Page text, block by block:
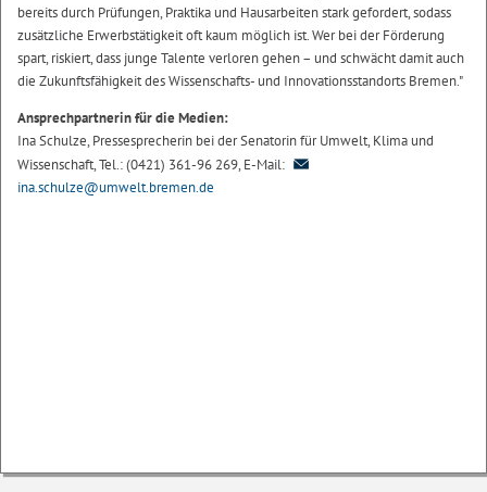
bereits durch Prüfungen, Praktika und Hausarbeiten stark gefordert, sodass
zusätzliche Erwerbstätigkeit oft kaum möglich ist. Wer bei der Förderung
spart, riskiert, dass junge Talente verloren gehen – und schwächt damit auch
die Zukunftsfähigkeit des Wissenschafts- und Innovationsstandorts Bremen."
Ansprechpartnerin für die Medien:
Ina Schulze, Pressesprecherin bei der Senatorin für Umwelt, Klima und
Wissenschaft, Tel.: (0421) 361-96 269, E-Mail:
ina.schulze@umwelt.bremen.de